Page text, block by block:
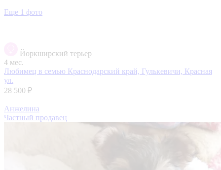
Еще 1 фото
Йоркширский терьер
4 мес.
Любимец в семью Краснодарский край, Гулькевичи, Красная
ул.
28 500 ₽
Анжелина
Частный продавец